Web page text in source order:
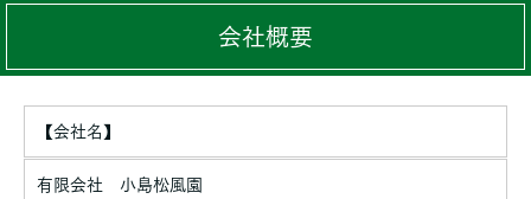
厳重な管理を行ないます。
のご案内やご質問に対する回答として、電子メールや資料のご送
付に利用いたします。
個人情報の第三者への開示・提供の禁止
会社概要
【会社名】
有限会社 小島松風園